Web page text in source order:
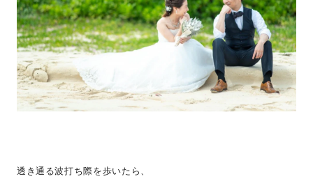
透き通る波打ち際を歩いたら、